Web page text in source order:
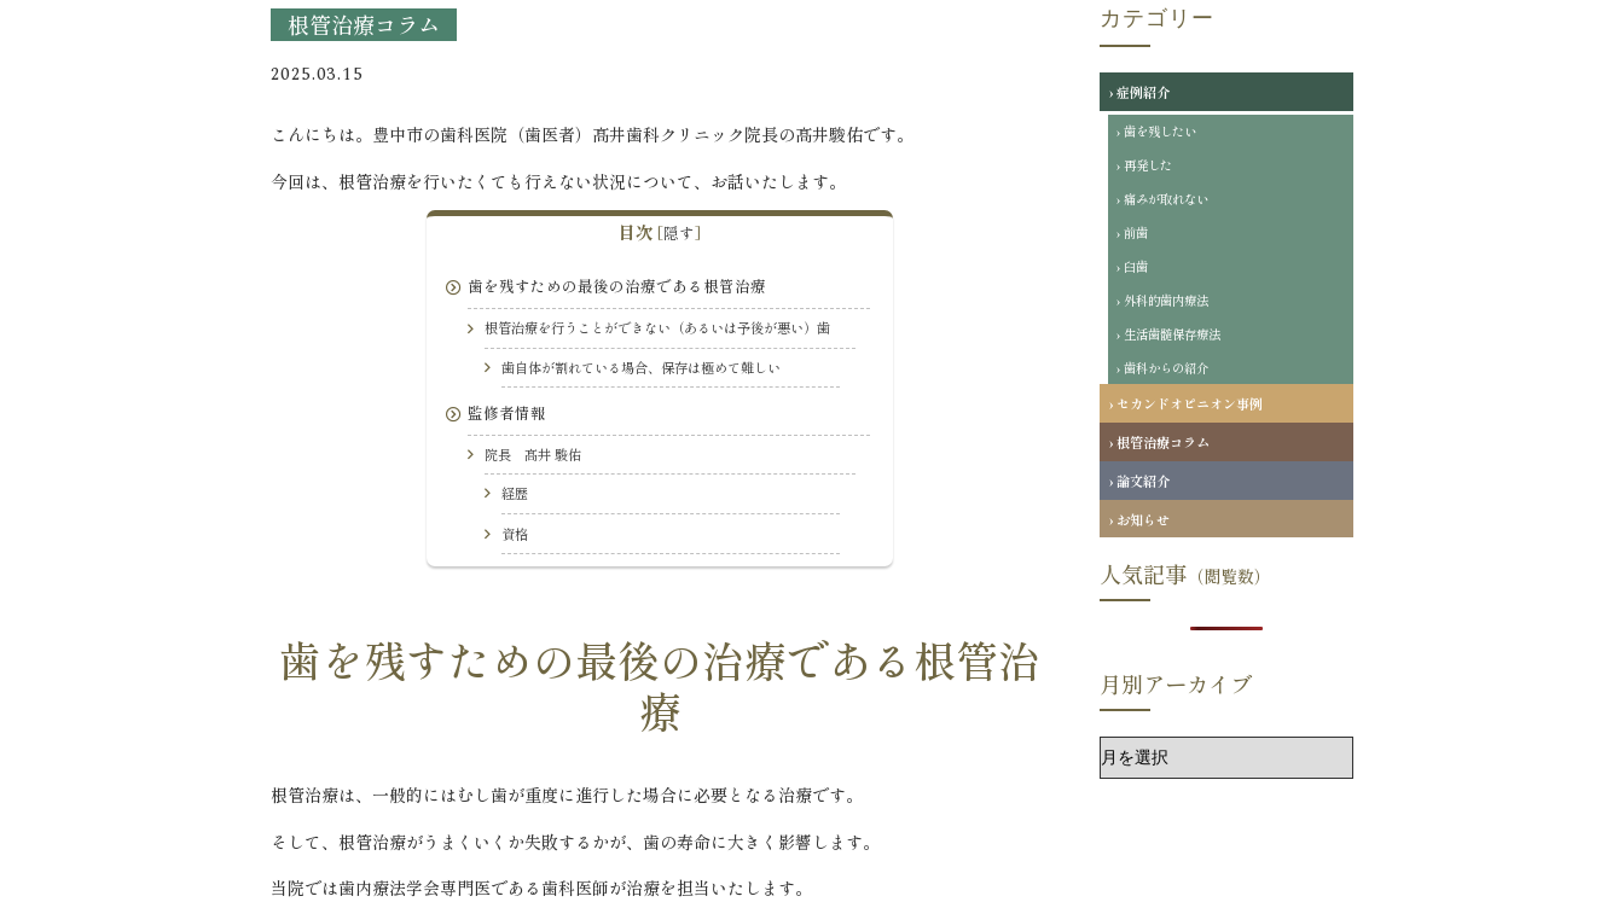
根管治療コラム
2025.03.15
こんにちは。豊中市の歯科医院（歯医者）髙井歯科クリニック院長の髙井駿佑です。
今回は、根管治療を行いたくても行えない状況について、お話いたします。
目次 [隠す]
歯を残すための最後の治療である根管治療
根管治療を行うことができない（あるいは予後が悪い）歯
歯自体が割れている場合、保存は極めて難しい
監修者情報
院長 髙井 駿佑
経歴
資格
歯を残すための最後の治療である根管治
療
根管治療は、一般的にはむし歯が重度に進行した場合に必要となる治療です。
そして、根管治療がうまくいくか失敗するかが、歯の寿命に大きく影響します。
当院では歯内療法学会専門医である歯科医師が治療を担当いたします。
カテゴリー
› 症例紹介
› 歯を残したい
› 再発した
› 痛みが取れない
› 前歯
› 臼歯
› 外科的歯内療法
› 生活歯髄保存療法
› 歯科からの紹介
› セカンドオピニオン事例
› 根管治療コラム
› 論文紹介
› お知らせ
人気記事
月別アーカイブ
ア
ー